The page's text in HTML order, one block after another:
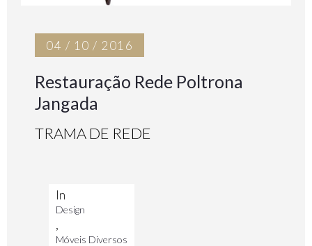
04 / 10 / 2016
Restauração Rede Poltrona
Jangada
TRAMA DE REDE
In
Design
,
Móveis Diversos